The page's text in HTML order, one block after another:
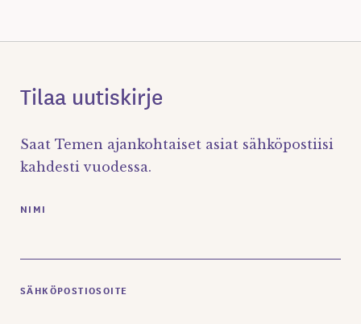
Tilaa uutiskirje
Saat Temen ajankohtaiset asiat sähköpostiisi
kahdesti vuodessa.
NIMI
SÄHKÖPOSTIOSOITE